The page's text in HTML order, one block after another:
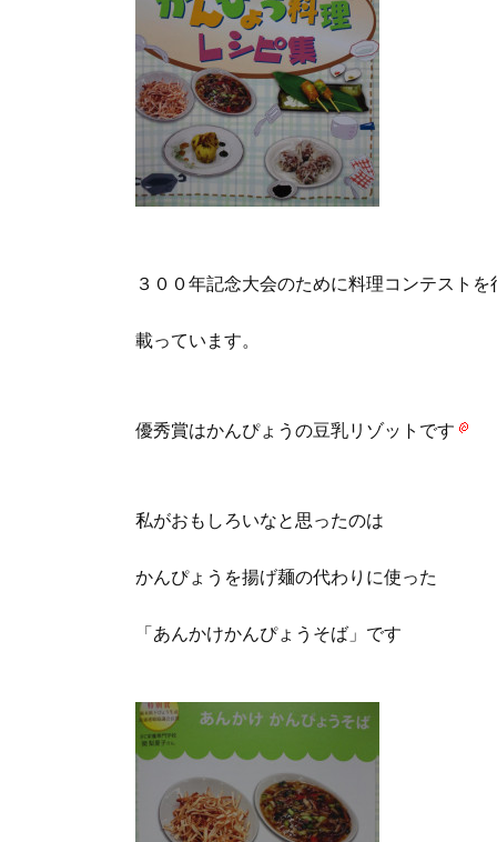
３００年記念大会のために料理コンテスト
載っています。
優秀賞はかんぴょうの豆乳リゾットです
私がおもしろいなと思ったのは
かんぴょうを揚げ麺の代わりに使った
「あんかけかんぴょうそば」です